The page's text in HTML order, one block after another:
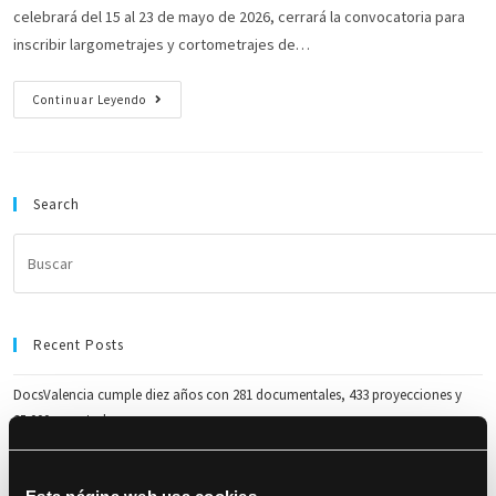
celebrará del 15 al 23 de mayo de 2026, cerrará la convocatoria para
inscribir largometrajes y cortometrajes de…
Continuar Leyendo
Search
Recent Posts
DocsValencia cumple diez años con 281 documentales, 433 proyecciones y
35.000 espectadores